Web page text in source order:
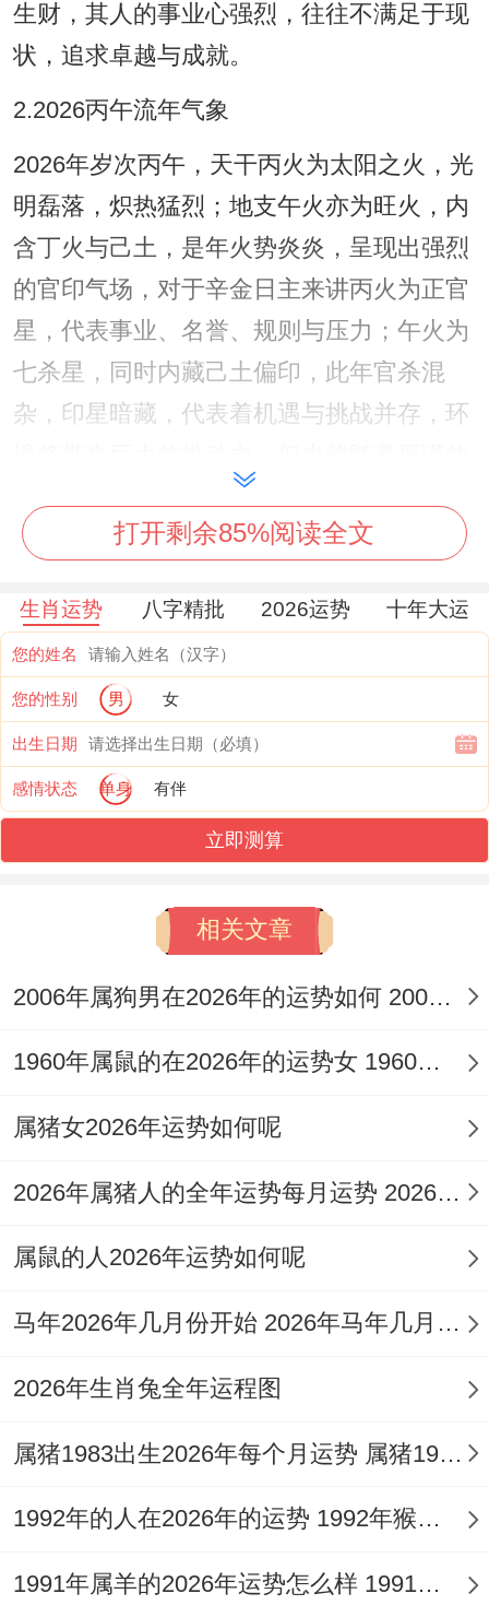
生财，其人的事业心强烈，往往不满足于现
状，追求卓越与成就。
2.2026丙午流年气象
2026年岁次丙午，天干丙火为太阳之火，光
明磊落，炽热猛烈；地支午火亦为旺火，内
含丁火与己土，是年火势炎炎，呈现出强烈
的官印气场，对于辛金日主来讲丙火为正官
星，代表事业、名誉、规则与压力；午火为
七杀星，同时内藏己土偏印，此年官杀混
杂，印星暗藏，代表着机遇与挑战并存，环
二、流年干支对命局的具体作用
1.官杀克身与印星转化
丙午双火对辛酉双金构成强势的「官杀克
身」格局。这预示着外部环境将施加巨大压
力，可能是新的行业法规、强劲的竞争对手
或高难度的目标任务，午中己土偏印悄然透
出，成了「杀印相生」的转化路径，凭借专
业知识的积累、贵人的暗中扶助或政策的倾
斜，能将压力转化为权威与实权，此年行事
需格外注重合规性，不可冒进。
2.比劫争财与机遇抢夺
辛金坐酉金为根，流年虽克，但根基未动，
克财之源（火克金，金难生水，水为财），
加上岁运中潜在的比肩劫财信号，易引发同
在创业谋划中需精准定位自身优点 壁垒，避
免陷入红海市场的消耗战，并谨慎处理合伙
三、2026年创业机遇的领域研判
1.五行火土相关行业
流年火土旺盛，顺势而为方为上策，适合投
联网科技，教育培训、能源化工，餐饮娱
打开剩余85%阅读全文
生肖运势 八字精批 2026运势 十年大运
您的姓名
您的性别 男 女
出生日期
感情状态 单身 有伴
立即测算
相关文章
2006年属狗男在2026年的运势如何 2006年属狗男的学业运
1960年属鼠的在2026年的运势女 1960年属鼠的是什么命金木水火土
属猪女2026年运势如何呢
2026年属猪人的全年运势每月运势 2026年属猪人财运如何
属鼠的人2026年运势如何呢
马年2026年几月份开始 2026年马年几月生宝宝最好
2026年生肖兔全年运程图
属猪1983出生2026年每个月运势 属猪1983出生的命运
1992年的人在2026年的运势 1992年猴人2026运势
1991年属羊的2026年运势怎么样 1991年几月出生属羊人命最好